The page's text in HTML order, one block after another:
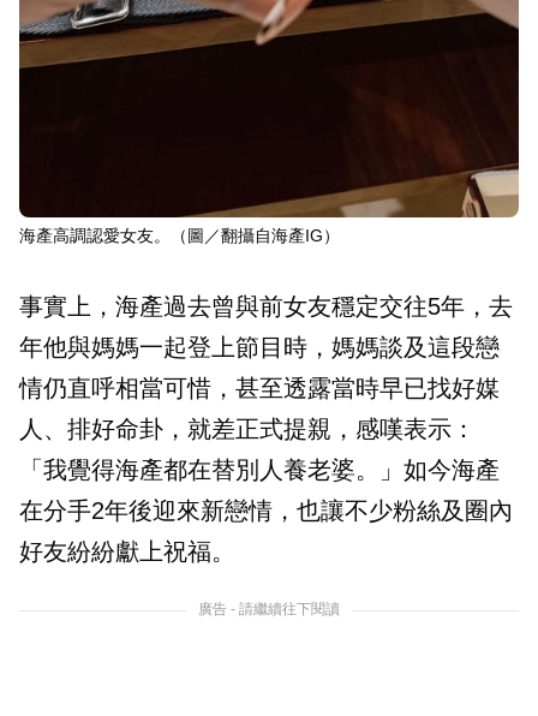
海產高調認愛女友。（圖／翻攝自海產IG）
事實上，海產過去曾與前女友穩定交往5年，去
年他與媽媽一起登上節目時，媽媽談及這段戀
情仍直呼相當可惜，甚至透露當時早已找好媒
人、排好命卦，就差正式提親，感嘆表示：
「我覺得海產都在替別人養老婆。」如今海產
在分手2年後迎來新戀情，也讓不少粉絲及圈內
好友紛紛獻上祝福。
廣告 - 請繼續往下閱讀